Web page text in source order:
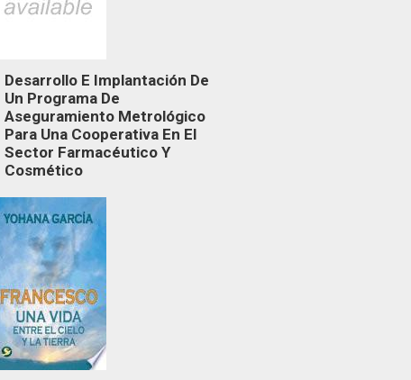
Desarrollo E Implantación De
Un Programa De
Aseguramiento Metrológico
Para Una Cooperativa En El
Sector Farmacéutico Y
Cosmético